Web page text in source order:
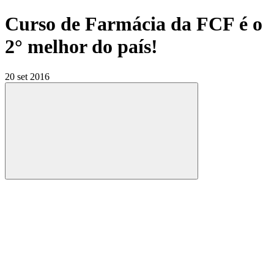
Curso de Farmácia da FCF é o
2° melhor do país!
20 set 2016
Compartilhar